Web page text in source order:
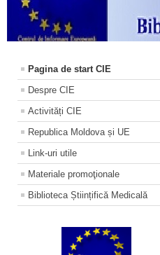
Pagina de start CIE
Despre CIE
Activități CIE
Republica Moldova și UE
Link-uri utile
Materiale promoţionale
Biblioteca Științifică Medicală